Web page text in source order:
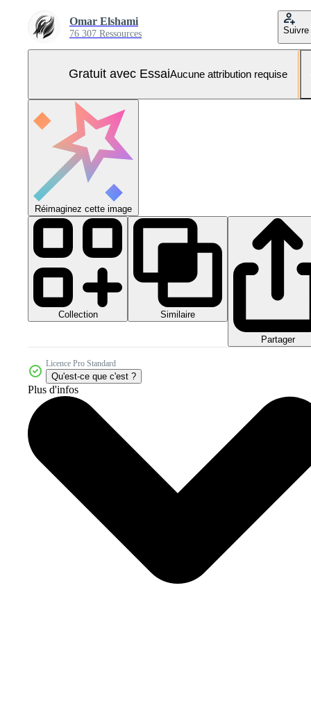
Omar Elshami
76 307 Ressources Suivre
Gratuit avec EssaiAucune attribution requise
Réimaginez cette image
Collection Similaire
Partager
Licence Pro Standard
Qu'est-ce que c'est ?
Plus d'infos